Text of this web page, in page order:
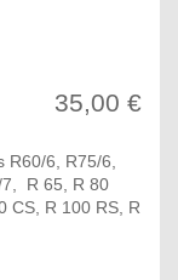
35,00 €
R60/6, R75/6,
7, R 65, R 80
CS, R 100 RS, R